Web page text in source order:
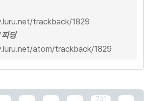
trackback/1829
딩
atom/trackback/1829
741